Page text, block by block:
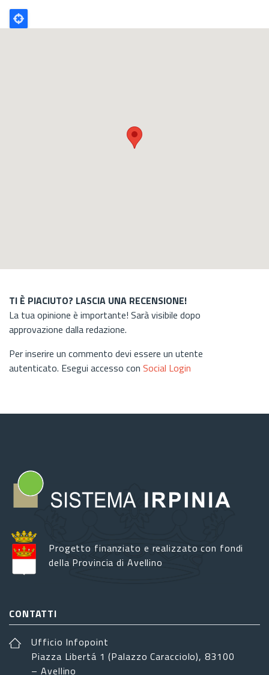
Poligono
GEO
TI È PIACIUTO? LASCIA UNA RECENSIONE!
La tua opinione è importante! Sarà visibile dopo
approvazione dalla redazione.
Per inserire un commento devi essere un utente
autenticato. Esegui accesso con Social Login
Progetto finanziato e realizzato con fondi
della Provincia di Avellino
CONTATTI
Ufficio Infopoint
Piazza Libertá 1 (Palazzo Caracciolo), 83100
– Avellino